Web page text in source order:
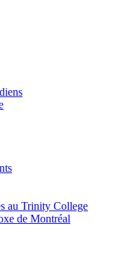
au Trinity College
de Montréal